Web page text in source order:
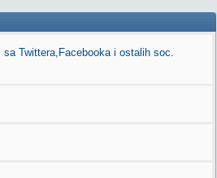
Twittera,Facebooka i ostalih soc.